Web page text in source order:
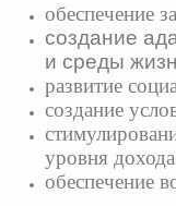
обеспечение
создание
и среды
развитие
создание
уровня
обеспечение